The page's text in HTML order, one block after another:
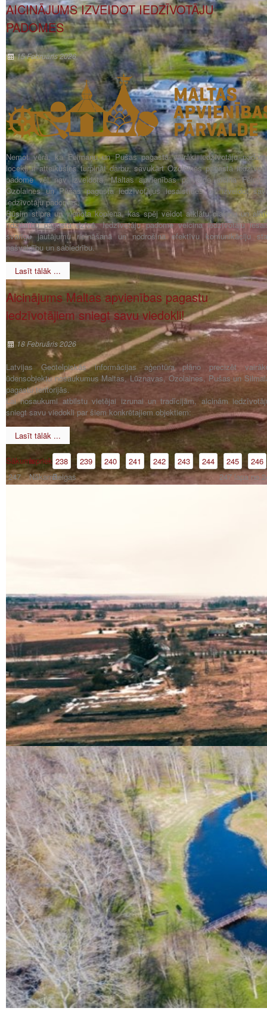
AICINĀJUMS IZVEIDOT IEDZĪVOTĀJU
PADOMES
15 Februāris 2026
Ņemot vērā, ka Feimaņu un Pušas pagastā vairāki iedzīvotāju
locekļi ir atteikušies turpināt darbu, savukārt Ozolaines pagastā
padome vēl nav izveidota, Maltas apvienības pārvalde aicina
Ozolaines un Pušas pagasta iedzīvotājus iesaistīties un izveidot
iedzīvotāju padomes.
Būsim stipra un vienota kopiena, kas spēj veidot atklātu dialogu un
līdzdalību pagasta dzīvē. Iedzīvotāju padome veicina iedzīvotāju
svarīgu jautājumu risināšanā un nodrošina efektīvu komunikāciju
pašvaldību un sabiedrību.
Lasīt tālāk ...
Aicinājums Maltas apvienības pagastu
iedzīvotājiem sniegt savu viedokli!
18 Februāris 2026
Latvijas Ģeotelpiskās informācijas aģentūra plāno precizēt
ūdensobjektu nosaukumus Maltas, Lūznavas, Ozolaines, Pušas un
pagastu teritorijās.
Lai nosaukumi atbilstu vietējai izrunai un tradīcijām, aicinām
sniegt savu viedokli par šiem konkrētajiem objektiem:
Lasīt tālāk ...
SākumsIepriekšējā
238 239 240 241 242 243 244 245
246
247
NākamāBeigas 247 lapa no